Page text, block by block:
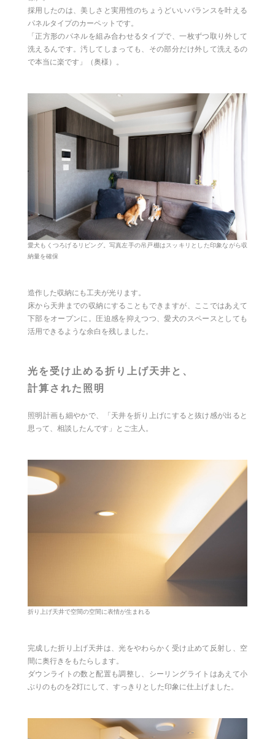
採用したのは、美しさと実用性のちょうどいいバランスを叶える
パネルタイプのカーペットです。
「正方形のパネルを組み合わせるタイプで、一枚ずつ取り外して
洗えるんです。汚してしまっても、その部分だけ外して洗えるの
で本当に楽です」（奥様）。
愛犬もくつろげるリビング。写真左手の吊戸棚はスッキリとした印象ながら収
納量を確保
造作した収納にも工夫が光ります。
床から天井までの収納にすることもできますが、ここではあえて
下部をオープンに。圧迫感を抑えつつ、愛犬のスペースとしても
活用できるような余白を残しました。
光を受け止める折り上げ天井と、
計算された照明
照明計画も細やかで、「天井を折り上げにすると抜け感が出ると
思って、相談したんです」とご主人。
折り上げ天井で空間の空間に表情が生まれる
完成した折り上げ天井は、光をやわらかく受け止めて反射し、空
間に奥行きをもたらします。
ダウンライトの数と配置も調整し、シーリングライトはあえて小
ぶりのものを2灯にして、すっきりとした印象に仕上げました。